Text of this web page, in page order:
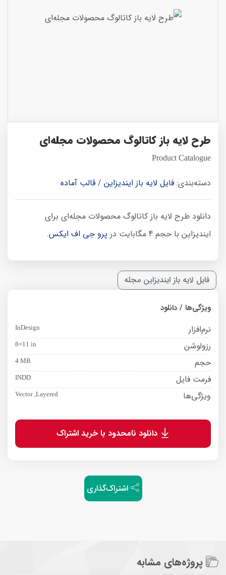
طرح لایه باز کاتالوگ محصولات مجله‌ای
Product Catalogue
دسته‌بندی: فایل لایه باز ایندیزاین / قالب آماده
دانلود طرح لایه باز کاتالوگ محصولات مجله‌ای برای
ایندیزاین با حجم 4 مگابایت در
پرو جی اف ایکس.
فایل لایه باز ایندیزاین مجله
ویژگی‌ها / دانلود
نرم‌افزار InDesign
رزولوشن 8×11 in
حجم 4 MB
فرمت فایل INDD
ویژگی‌ها Vector ,Layered
دانلود نامحدود با خرید اشتراک
اشتراک‌گذاری
پروژه‌های مشابه